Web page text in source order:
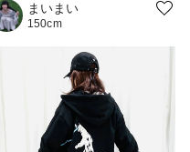
まいまい
150cm